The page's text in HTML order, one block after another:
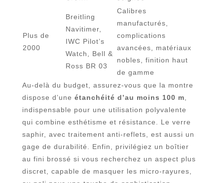
Plus de
2000
Breitling
Navitimer,
IWC Pilot’s
Watch, Bell &
Ross BR 03
Calibres
manufacturés,
complications
avancées, matériaux
nobles, finition haut
de gamme
Au-delà du budget, assurez-vous que la montre
dispose d’une étanchéité d’au moins 100 m
indispensable pour une utilisation polyvalente
qui combine esthétisme et résistance. Le verre
saphir, avec traitement anti-reflets, est aussi un
gage de durabilité. Enfin, privilégiez un boîtier
au fini brossé si vous recherchez un aspect plus
discret, capable de masquer les micro-rayures,